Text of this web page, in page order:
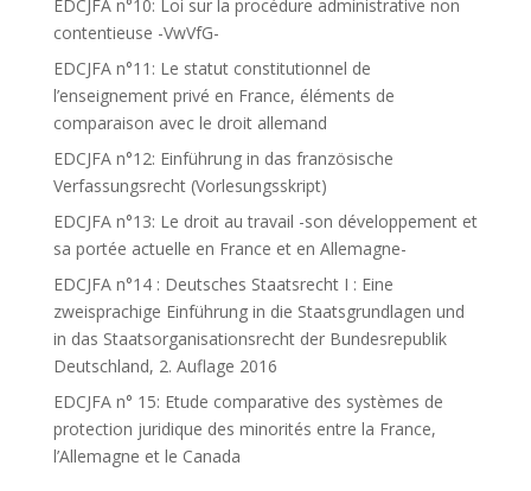
EDCJFA n°10: Loi sur la procédure administrative non
contentieuse -VwVfG-
EDCJFA n°11: Le statut constitutionnel de
l’enseignement privé en France, éléments de
comparaison avec le droit allemand
EDCJFA n°12: Einführung in das französische
Verfassungsrecht (Vorlesungsskript)
EDCJFA n°13: Le droit au travail -son développement et
sa portée actuelle en France et en Allemagne-
EDCJFA n°14 : Deutsches Staatsrecht I : Eine
zweisprachige Einführung in die Staatsgrundlagen und
in das Staatsorganisationsrecht der Bundesrepublik
Deutschland, 2. Auflage 2016
EDCJFA n° 15: Etude comparative des systèmes de
protection juridique des minorités entre la France,
l’Allemagne et le Canada